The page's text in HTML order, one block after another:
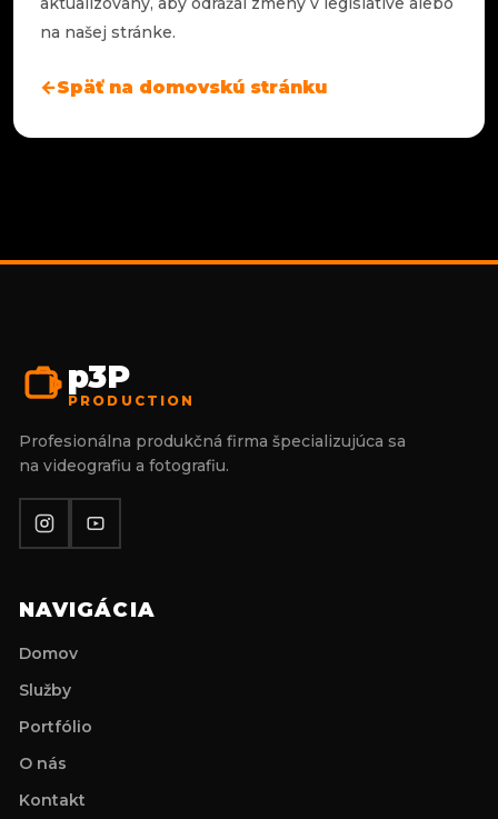
na našej stránke.
←Späť na domovskú stránku
p3P
PRODUCTION
Profesionálna produkčná firma špecializujúca sa
na videografiu a fotografiu.
NAVIGÁCIA
Domov
Služby
Portfólio
O nás
Kontakt